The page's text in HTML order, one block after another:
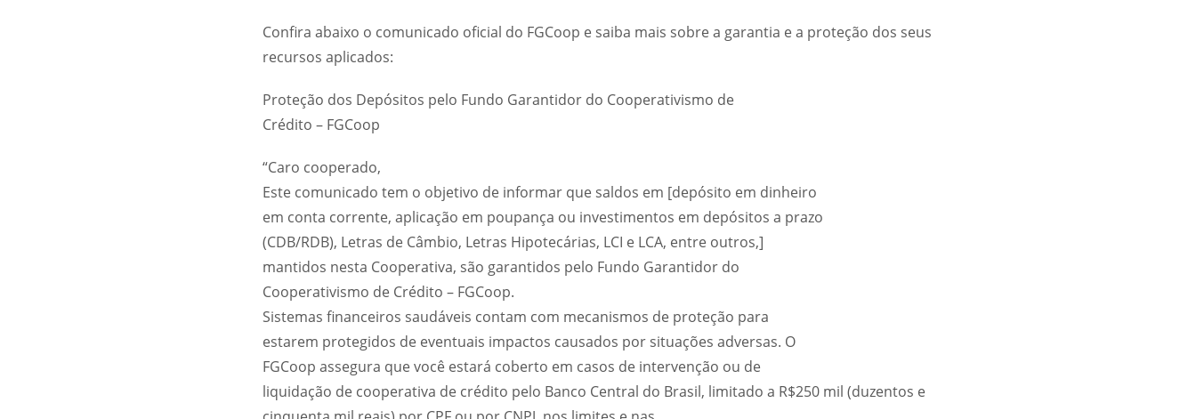
Confira abaixo o comunicado oficial do FGCoop e saiba mais sobre a garantia e a proteção dos seus
recursos aplicados:
Proteção dos Depósitos pelo Fundo Garantidor do Cooperativismo de
Crédito – FGCoop
“Caro cooperado,
Este comunicado tem o objetivo de informar que saldos em [depósito em dinheiro
em conta corrente, aplicação em poupança ou investimentos em depósitos a prazo
(CDB/RDB), Letras de Câmbio, Letras Hipotecárias, LCI e LCA, entre outros,]
mantidos nesta Cooperativa, são garantidos pelo Fundo Garantidor do
Cooperativismo de Crédito – FGCoop.
Sistemas financeiros saudáveis contam com mecanismos de proteção para
estarem protegidos de eventuais impactos causados por situações adversas. O
FGCoop assegura que você estará coberto em casos de intervenção ou de
liquidação de cooperativa de crédito pelo Banco Central do Brasil, limitado a R$250 mil (duzentos e